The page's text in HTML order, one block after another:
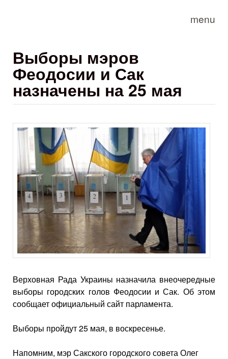
menu
Выборы мэров
Феодосии и Сак
назначены на 25 мая
Верховная Рада Украины назначила внеочередные
выборы городских голов Феодосии и Сак. Об этом
сообщает официальный сайт парламента.
Выборы пройдут 25 мая, в воскресенье.
Напомним, мэр Сакского городского совета Олег